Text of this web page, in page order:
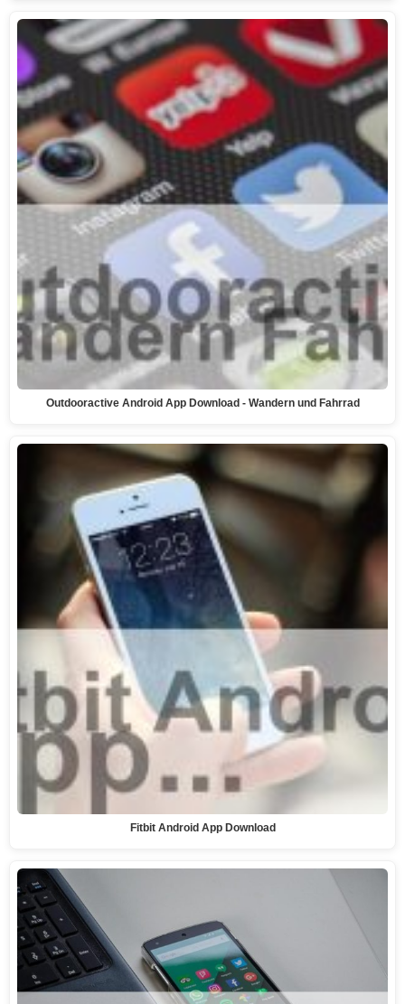
Outdooractive Android App Download - Wandern und Fahrrad
Fitbit Android App Download